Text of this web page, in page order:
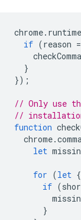
chrome. runtime
if (reason
}
});
// Only use
// installation
function
chrome.
let
for (let {
if (
}